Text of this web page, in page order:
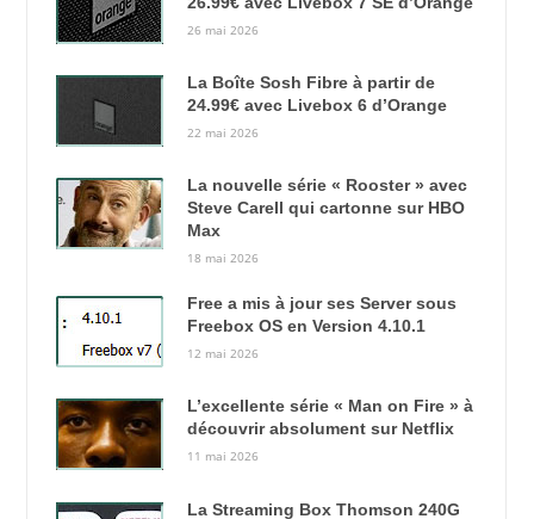
26 mai 2026
La Boîte Sosh Fibre à partir de
24.99€ avec Livebox 6 d’Orange
22 mai 2026
La nouvelle série « Rooster » avec
Steve Carell qui cartonne sur HBO
Max
18 mai 2026
Free a mis à jour ses Server sous
Freebox OS en Version 4.10.1
12 mai 2026
L’excellente série « Man on Fire » à
découvrir absolument sur Netflix
11 mai 2026
La Streaming Box Thomson 240G